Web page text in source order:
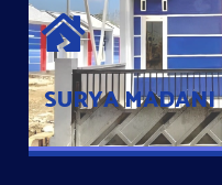
SURYA
Satu-satunya Hunian
jutaan dengan lokasi